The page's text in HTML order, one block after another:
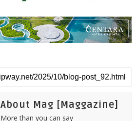
About Mag [Maggazine]
More than you can say